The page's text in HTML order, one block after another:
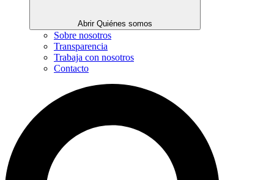
Abrir Quiénes somos
Sobre nosotros
Transparencia
Trabaja con nosotros
Contacto